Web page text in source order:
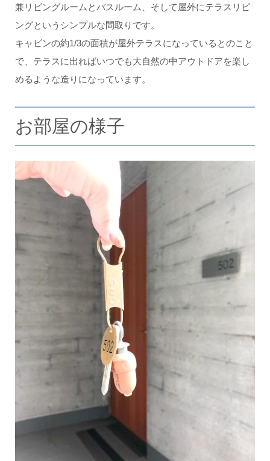
兼リビングルームとバスルーム、そして屋外にテラスリビ
ングというシンプルな間取りです。
キャビンの約1/3の面積が屋外テラスになっているとのこと
で、テラスに出ればいつでも大自然の中アウトドアを楽し
めるような造りになっています。
お部屋の様子